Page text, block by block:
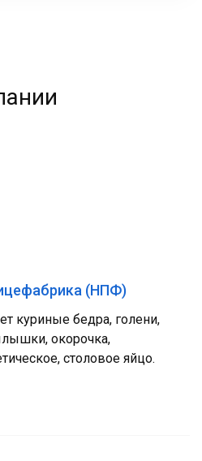
(НПФ)
куриные бедра, голени,
окорочка,
столовое яйцо.